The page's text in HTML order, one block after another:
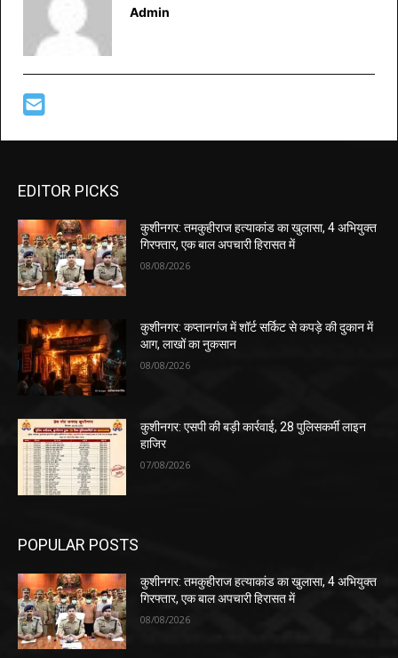
Admin
EDITOR PICKS
कुशीनगर: तमकुहीराज हत्याकांड का खुलासा, 4 अभियुक्त
गिरफ्तार, एक बाल अपचारी हिरासत में
08/08/2026
कुशीनगर: कप्तानगंज में शॉर्ट सर्किट से कपड़े की दुकान में
आग, लाखों का नुकसान
08/08/2026
कुशीनगर: एसपी की बड़ी कार्रवाई, 28 पुलिसकर्मी लाइन
हाजिर
07/08/2026
POPULAR POSTS
कुशीनगर: तमकुहीराज हत्याकांड का खुलासा, 4 अभियुक्त
गिरफ्तार, एक बाल अपचारी हिरासत में
08/08/2026